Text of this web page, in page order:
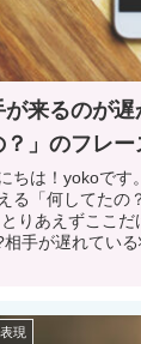
が来るのが
？」のフレー
ちは！yokoです
る「何してたの
りあえずここ
相手が遅れている
現